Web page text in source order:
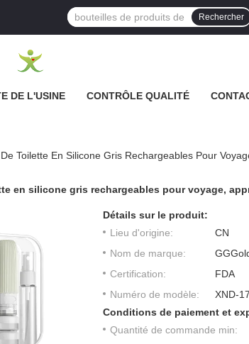
Rechercher
DE L'USINE CONTRÔLE QUALITÉ
Toilette En Silicone Gris Rechargeables Pour
en silicone gris rechargeables pour voyage,
Détails sur le produit:
Lieu d'origine:
CN
Nom de marque:
Certification:
FDA
Numéro de modèle:
XND-
Conditions de paiement et
Quantité de commande min: